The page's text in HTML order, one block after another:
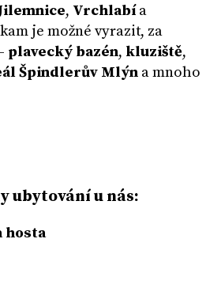
, Vrchlabía
je možné vyrazit, za
plavecký bazén, kluziště,
Špindlerův Mlýn a mnoho
ubytování u nás:
hosta